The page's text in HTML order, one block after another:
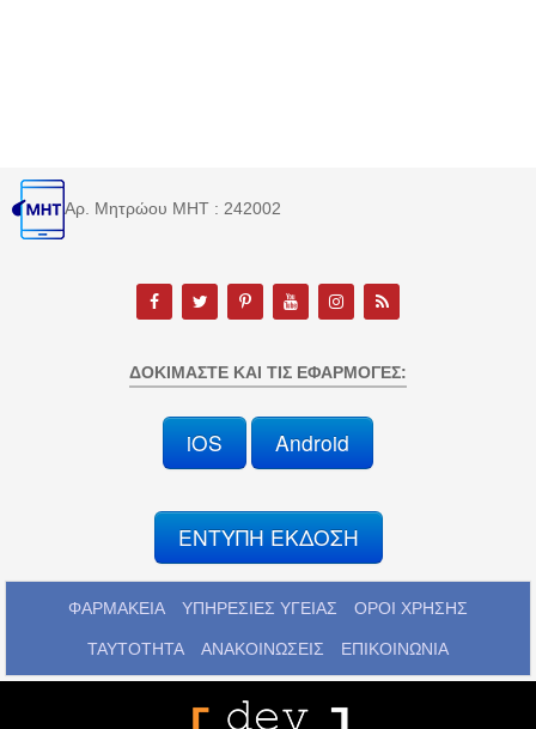
Αρ. Μητρώου MHT : 242002
ΔΟΚΙΜΆΣΤΕ ΚΑΙ ΤΙΣ ΕΦΑΡΜΟΓΈΣ:
iOS Android
ΕΝΤΥΠΗ ΕΚΔΟΣΗ
ΦΑΡΜΑΚΕΙΑ ΥΠΗΡΕΣΙΕΣ ΥΓΕΙΑΣ ΟΡΟΙ ΧΡΗΣΗΣ
ΤΑΥΤΟΤΗΤΑ ΑΝΑΚΟΙΝΩΣΕΙΣ ΕΠΙΚΟΙΝΩΝΙΑ